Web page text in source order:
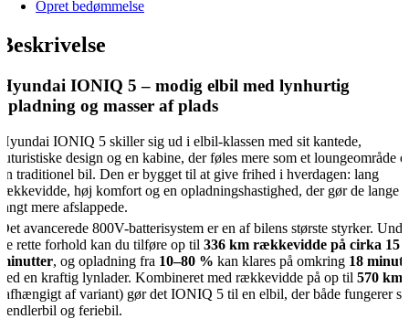
Opret bedømmelse
Beskrivelse
Hyundai IONIQ 5 – modig elbil med lynhurtig
opladning og masser af plads
Hyundai IONIQ 5 skiller sig ud i elbil-klassen med sit kantede,
futuristiske design og en kabine, der føles mere som et loungeområde
en traditionel bil. Den er bygget til at give frihed i hverdagen: lang
rækkevidde, høj komfort og en opladningshastighed, der gør de lange
langt mere afslappede.
Det avancerede 800V-batterisystem er en af bilens største styrker.
de rette forhold kan du tilføre op til336 km rækkevidde på cirka 15
minutter, og opladning fra 10–80 % kan klares på omkring 18
ved en kraftig lynlader. Kombineret med rækkevidde på op til570 km
(afhængigt af variant) gør det IONIQ 5 til en elbil, der både fungerer
pendlerbil og feriebil.